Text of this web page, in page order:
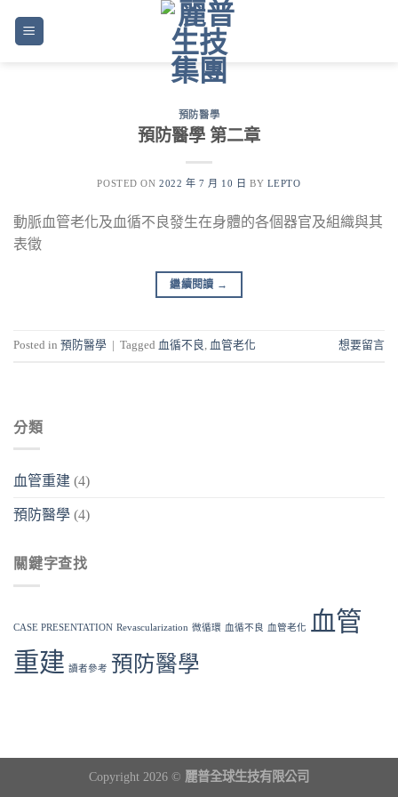
預防醫學
預防醫學 第二章
POSTED ON2022 年 7 月 10 日 BY LEPTO
動脈血管老化及血循不良發生在身體的各個器官及組織與其
表徵
繼續閱讀 →
Posted in 預防醫學 Tagged 血循不良, 血管老化 想要留言
分類
血管重建 (4)
預防醫學 (4)
關鍵字查找
CASE PRESENTATION Revascularization 微循環 血循不良 血管老化
血管
重建 讀者參考 預防醫學
Copyright 2026 © 麗普全球生技有限公司